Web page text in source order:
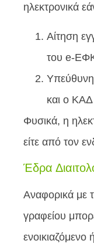
ηλεκτρονικά
Αίτηση
του e-
και ο ΚΑΔ
Φυσικά, η
είτε από τον
Έδρα
Αναφορικά με
γραφείου
ενοικιαζόμενο